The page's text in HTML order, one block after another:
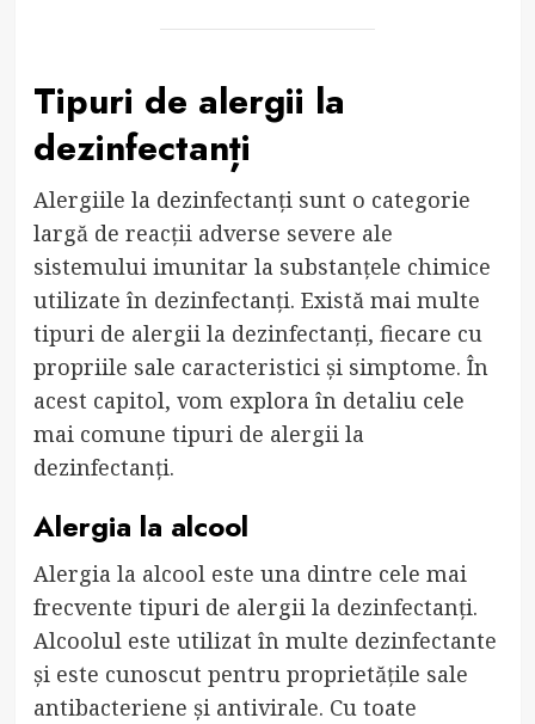
Tipuri de alergii la
dezinfectanți
Alergiile la dezinfectanți sunt o categorie
largă de reacții adverse severe ale
sistemului imunitar la substanțele chimice
utilizate în dezinfectanți. Există mai multe
tipuri de alergii la dezinfectanți, fiecare cu
propriile sale caracteristici și simptome. În
acest capitol, vom explora în detaliu cele
mai comune tipuri de alergii la
dezinfectanți.
Alergia la alcool
Alergia la alcool este una dintre cele mai
frecvente tipuri de alergii la dezinfectanți.
Alcoolul este utilizat în multe dezinfectante
și este cunoscut pentru proprietățile sale
antibacteriene și antivirale. Cu toate